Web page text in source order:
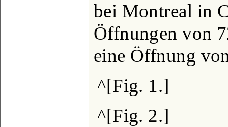
bei Montreal in
Öffnungen von
eine Öffnung
^[Fig. 1.]
^[Fig. 2.]